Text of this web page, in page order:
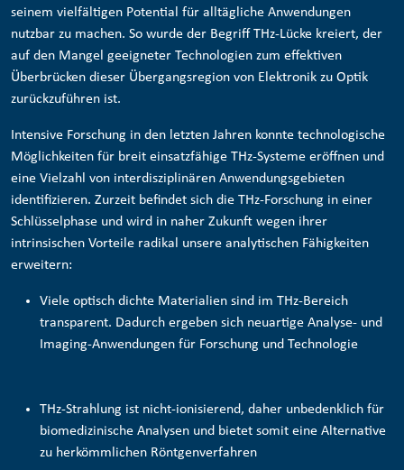
seinem vielfältigen Potential für alltägliche Anwendungen
nutzbar zu machen. So wurde der Begriff THz-Lücke kreiert, der
auf den Mangel geeigneter Technologien zum effektiven
Überbrücken dieser Übergangsregion von Elektronik zu Optik
zurückzuführen ist.
Intensive Forschung in den letzten Jahren konnte technologische
Möglichkeiten für breit einsatzfähige THz-Systeme eröffnen und
eine Vielzahl von interdisziplinären Anwendungsgebieten
identifizieren. Zurzeit befindet sich die THz-Forschung in einer
Schlüsselphase und wird in naher Zukunft wegen ihrer
intrinsischen Vorteile radikal unsere analytischen Fähigkeiten
erweitern:
Viele optisch dichte Materialien sind im THz-Bereich
transparent. Dadurch ergeben sich neuartige Analyse- und
Imaging-Anwendungen für Forschung und Technologie
THz-Strahlung ist nicht-ionisierend, daher unbedenklich für
biomedizinische Analysen und bietet somit eine Alternative
zu herkömmlichen Röntgenverfahren